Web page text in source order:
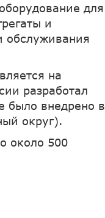
для
и
обслуживания
на
разработал
было внедрено в
округ).
около 500